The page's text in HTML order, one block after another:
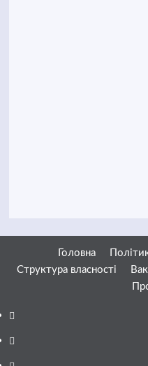
Головна
Структура власності
Facebook
YouTube